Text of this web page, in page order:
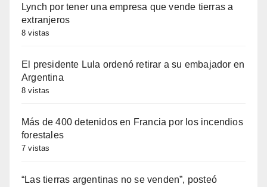
Lynch por tener una empresa que vende tierras a
extranjeros
8 vistas
El presidente Lula ordenó retirar a su embajador en
Argentina
8 vistas
Más de 400 detenidos en Francia por los incendios
forestales
7 vistas
“Las tierras argentinas no se venden”, posteó